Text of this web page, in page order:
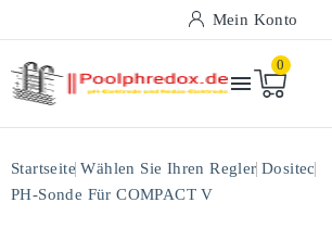
Mein Konto

0
Startseite Wählen Sie Ihren Regler Dositec
PH-Sonde Für COMPACT V